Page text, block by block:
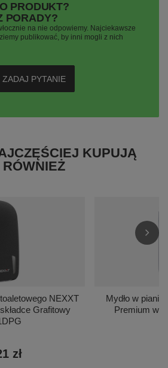
PRODUKT?
PORADY?
na nie odpowiemy. Najciekawsze
publikować, by inni mogli z nich
ZADAJ PYTANIE
KUPUJĄ
RÓWNIEŻ
NEXXT
Grafitowy
zł
Mydło w
Premium